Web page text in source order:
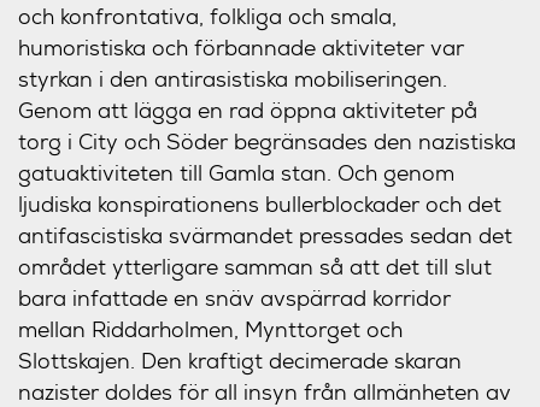
och konfrontativa, folkliga och smala,
humoristiska och förbannade aktiviteter var
styrkan i den antirasistiska mobiliseringen.
Genom att lägga en rad öppna aktiviteter på
torg i City och Söder begränsades den nazistiska
gatuaktiviteten till Gamla stan. Och genom
ljudiska konspirationens bullerblockader och det
antifascistiska svärmandet pressades sedan det
området ytterligare samman så att det till slut
bara infattade en snäv avspärrad korridor
mellan Riddarholmen, Mynttorget och
Slottskajen. Den kraftigt decimerade skaran
nazister doldes för all insyn från allmänheten av